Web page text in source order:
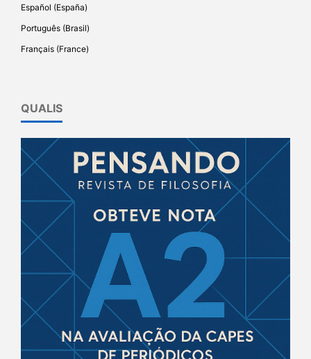
Español (España)
Português (Brasil)
Français (France)
QUALIS